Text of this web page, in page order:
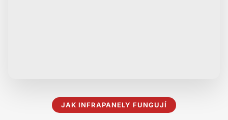
JAK INFRAPANELY FUNGUJÍ